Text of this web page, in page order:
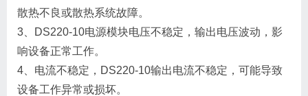
散热不良或散热系统故障。
3、DS220-10电源模块电压不稳定，输出电压波动，影
响设备正常工作。
4、电流不稳定，DS220-10输出电流不稳定，可能导致
设备工作异常或损坏。